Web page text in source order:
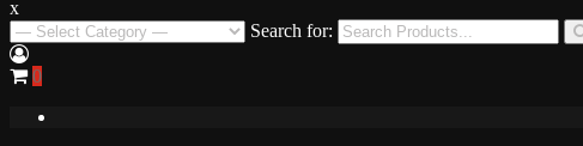
Разбор Ауди А8
Разборка Audi A8 D3
x
Search for:
0